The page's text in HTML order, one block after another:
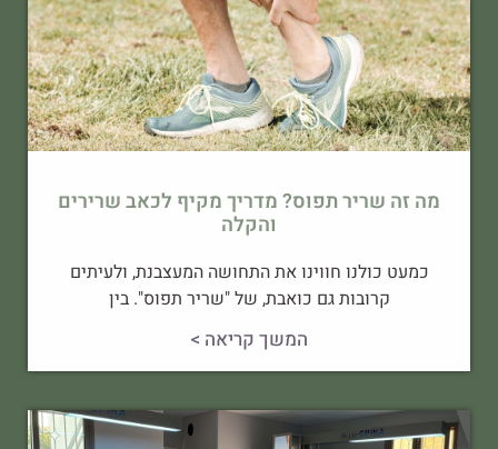
מה זה שריר תפוס? מדריך מקיף לכאב שרירים
והקלה
כמעט כולנו חווינו את התחושה המעצבנת, ולעיתים
קרובות גם כואבת, של "שריר תפוס". בין
המשך קריאה >